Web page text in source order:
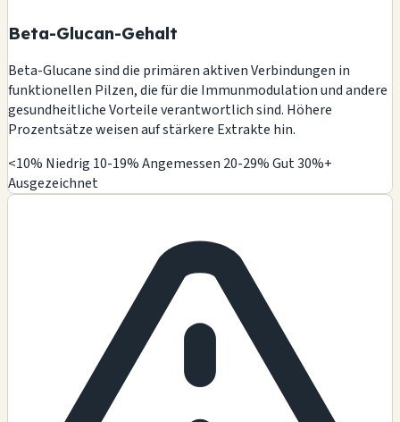
Beta-Glucan-Gehalt
Beta-Glucane sind die primären aktiven Verbindungen in
funktionellen Pilzen, die für die Immunmodulation und andere
gesundheitliche Vorteile verantwortlich sind. Höhere
Prozentsätze weisen auf stärkere Extrakte hin.
<10% Niedrig 10-19% Angemessen 20-29% Gut30%+
Ausgezeichnet